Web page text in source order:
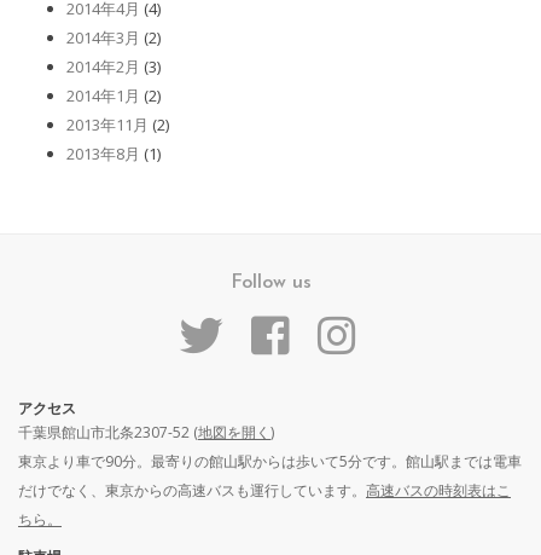
2014年4月 (4)
2014年3月 (2)
2014年2月 (3)
2014年1月 (2)
2013年11月 (2)
2013年8月 (1)
Follow us
アクセス
千葉県館山市北条2307-52 (地図を開く )
東京より車で90分。最寄りの館山駅からは歩いて5分です。館山駅までは電車
だけでなく、東京からの高速バスも運行しています。 高速バスの時刻表はこ
ちら。